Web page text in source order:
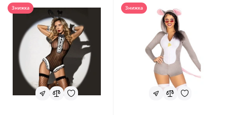
Знижка Знижка